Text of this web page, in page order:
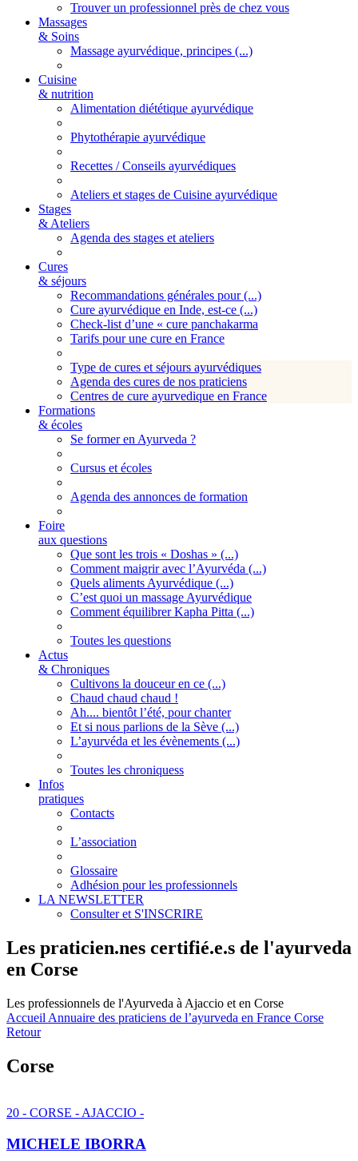
Trouver un professionnel près de chez vous
Massages
& Soins
Massage ayurvédique, principes (...)
Cuisine
& nutrition
Alimentation diététique ayurvédique
Phytothérapie ayurvédique
Recettes / Conseils ayurvédiques
Ateliers et stages de Cuisine ayurvédique
Stages
& Ateliers
Agenda des stages et ateliers
Cures
& séjours
Recommandations générales pour (...)
Cure ayurvédique en Inde, est-ce (...)
Check-list d’une « cure panchakarma
Tarifs pour une cure en France
Type de cures et séjours ayurvédiques
Agenda des cures de nos praticiens
Centres de cure ayurvedique en France
Formations
& écoles
Se former en Ayurveda ?
Cursus et écoles
Agenda des annonces de formation
Foire
aux questions
Que sont les trois « Doshas » (...)
Comment maigrir avec l’Ayurvéda (...)
Quels aliments Ayurvédique (...)
C’est quoi un massage Ayurvédique
Comment équilibrer Kapha Pitta (...)
Toutes les questions
Actus
& Chroniques
Cultivons la douceur en ce (...)
Chaud chaud chaud !
Ah.... bientôt l’été, pour chanter
Et si nous parlions de la Sève (...)
L’ayurvéda et les évènements (...)
Toutes les chroniquess
Infos
pratiques
Contacts
L’association
Glossaire
Adhésion pour les professionnels
LA NEWSLETTER
Consulter et S'INSCRIRE
Les praticien.nes certifié.e.s de l'ayurveda
en Corse
Les professionnels de l'Ayurveda à Ajaccio et en Corse
Accueil Annuaire des praticiens de l’ayurveda en France Corse
Retour
Corse
20 - CORSE - AJACCIO -
MICHELE IBORRA